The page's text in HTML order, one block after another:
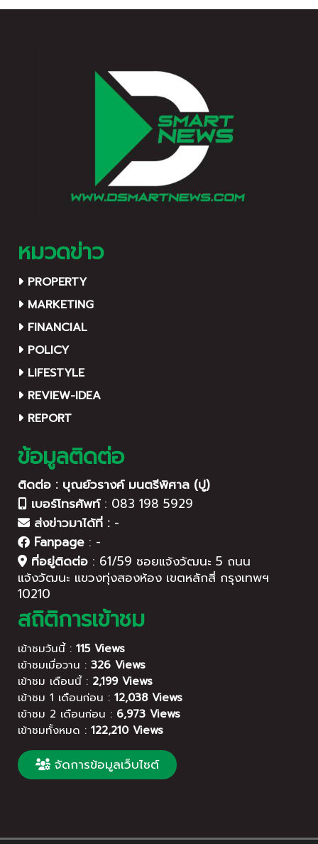
ชนบท จังหวัดศรีสะเกษ และ
เหลื่อมล้ำ สร้างโอกาส อย่าง
เท่าเทียมและยั่งยืน รวมมูลค่า
กว่า 1.48 ล้านบาท
สวรรค์) ขอให้ตนเองและ
หมวดข่าว
PROPERTY
MARKETING
FINANCIAL
POLICY
LIFESTYLE
REVIEW-IDEA
REPORT
ข้อมูลติดต่อ
ติดต่อ : บุณย์วรางค์ มนตรีพิศาล (ปู)
เบอร์โทรศัพท์: 083 198 5929
ส่งข่าวมาได้ที่ : -
Fanpage : -
ที่อยู่ติดต่อ : 61/59 ซอยแจ้งวัฒนะ 5 ถนน
แจ้งวัฒนะ แขวงทุ่งสองห้อง เขตหลักสี่ กรุงเทพฯ
10210
สถิติการเข้าชม
เข้าชมวันนี้ : 115 Views
เข้าชมเมื่อวาน : 326 Views
เข้าชม เดือนนี้ : 2,199 Views
เข้าชม 1 เดือนก่อน : 12,038 Views
เข้าชม 2 เดือนก่อน : 6,973 Views
เข้าชมทั้งหมด : 122,210 Views
จัดการข้อมูลเว็บไซต์